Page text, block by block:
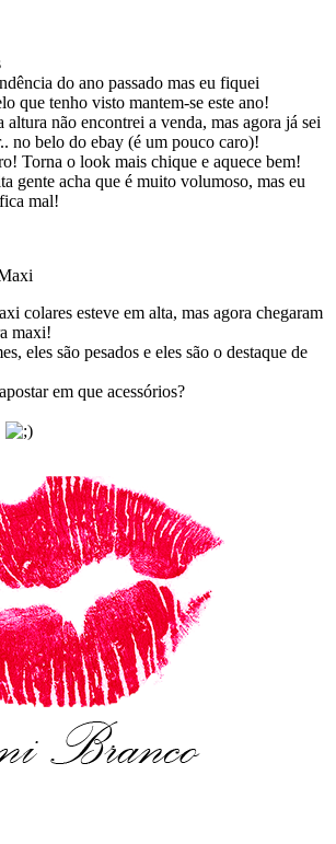
do ano passado mas eu fiquei
que tenho visto mantem-se este ano!
altura não encontrei a venda, mas agora já sei
no belo do ebay (é um pouco caro)!
Torna o look mais chique e aquece bem!
gente acha que é muito volumoso, mas eu
mal!
colares esteve em alta, mas agora chegaram
maxi!
eles são pesados e eles são o destaque de
em que acessórios?